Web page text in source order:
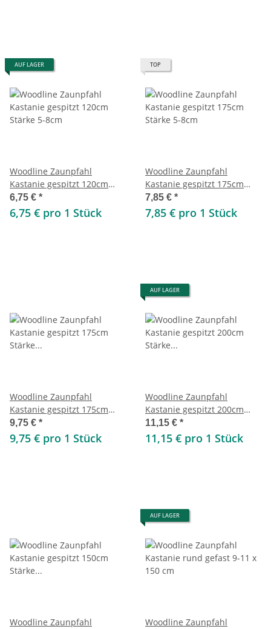
AUF LAGER
Woodline Zaunpfahl
Kastanie gespitzt 120cm
Stärke 5-8cm
6,75 € *
6,75 € pro 1 Stück
TOP
Woodline Zaunpfahl
Kastanie gespitzt 175cm
Stärke 5-8cm
7,85 € *
7,85 € pro 1 Stück
Woodline Zaunpfahl
Kastanie gespitzt 175cm
Stärke 7-10cm
9,75 € *
9,75 € pro 1 Stück
AUF LAGER
Woodline Zaunpfahl
Kastanie gespitzt 200cm
Stärke 7-10cm
11,15 € *
11,15 € pro 1 Stück
Woodline Zaunpfahl
AUF LAGER
Woodline Zaunpfahl